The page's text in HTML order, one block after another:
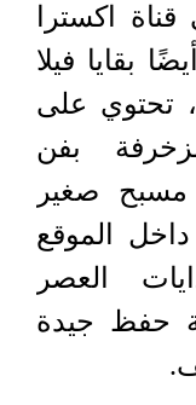
اكسترا
بقايا فيلا
تحتوي على
بفن
مسبح صغير
الموقع
العصر
حفظ جيدة